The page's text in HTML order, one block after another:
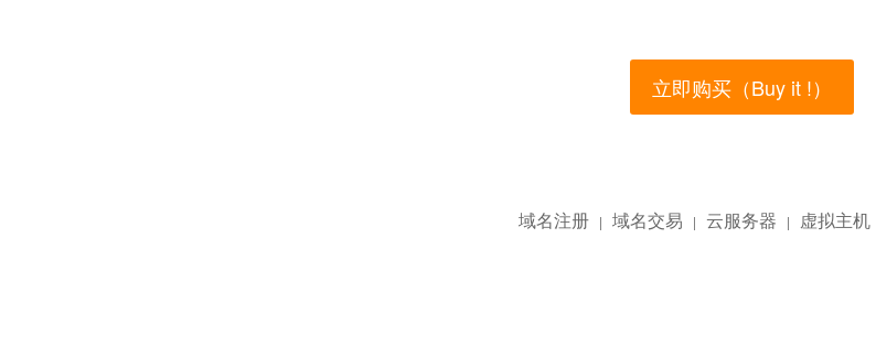
立即购买（Buy it !）
域名注册 | 域名交易 | 云服务器 | 虚拟主机